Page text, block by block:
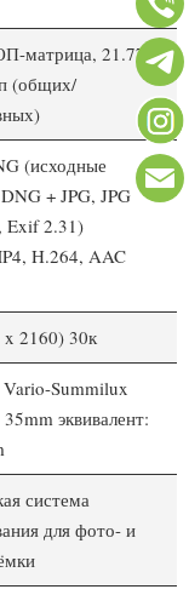
матрица, 21.77
(общих/
(исходные
+ JPG, JPG
Exif 2.31)
H.264, AAC
2160) 30к
Summilux
эквивалент:
система
для фото- и